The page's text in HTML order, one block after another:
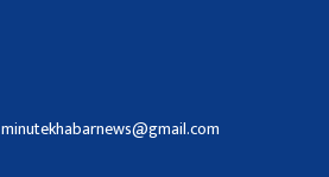
minutekhabarnews@gmail.com